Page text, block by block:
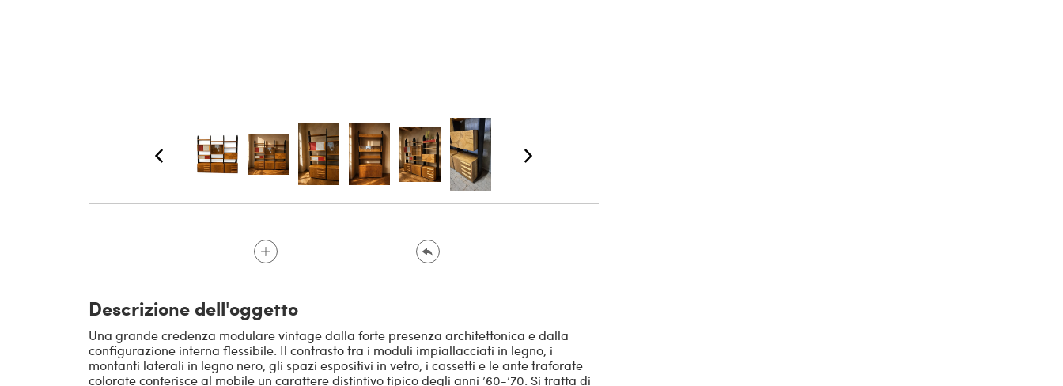
Descrizione dell'oggetto
Una grande credenza modulare vintage dalla forte presenza architettonica e dalla
configurazione interna flessibile. Il contrasto tra i moduli impiallacciati in legno, i
montanti laterali in legno nero, gli spazi espositivi in vetro, i cassetti e le ante traforate
colorate conferisce al mobile un carattere distintivo tipico degli anni ’60-’70. Si tratta di